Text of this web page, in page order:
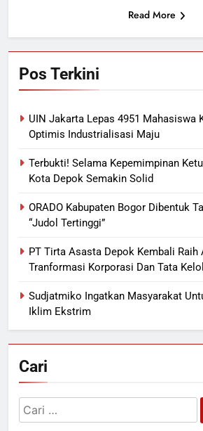
Read More
Pos Terkini
UIN Jakarta Lepas 4951 Mahasiswa
Optimis Industrialisasi Maju
Terbukti! Selama Kepemimpinan
Kota Depok Semakin Solid
ORADO Kabupaten Bogor Dibentuk
“Judol Tertinggi”
PT Tirta Asasta Depok Kembali Raih
Tranformasi Korporasi Dan Tata
Sudjatmiko Ingatkan Masyarakat
Iklim Ekstrim
Cari
Cari
untuk: